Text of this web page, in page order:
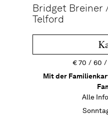
Bridget Breiner
Telford
€70 60
Mit der
Alle